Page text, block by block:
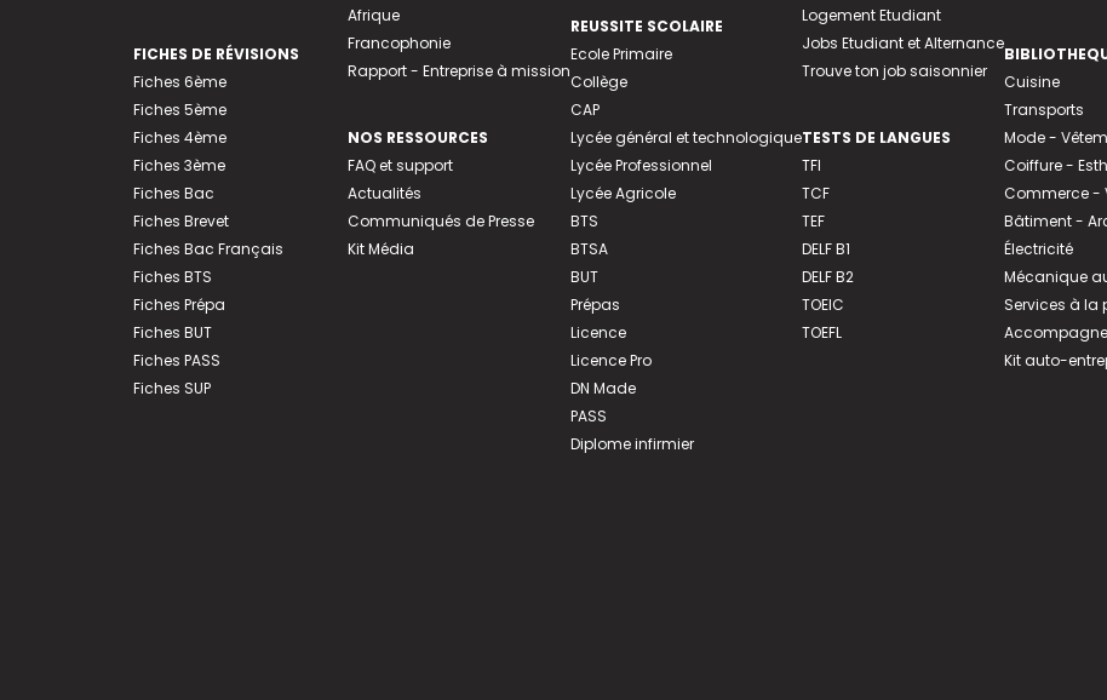
FICHES DE RÉVISIONS
Fiches 6ème
Fiches 5ème
Fiches 4ème
Fiches 3ème
Fiches Bac
Fiches Brevet
Fiches Bac Français
Fiches BTS
Fiches Prépa
Fiches BUT
Fiches PASS
Fiches SUP
Afrique
Francophonie
Rapport - Entreprise à mission
NOS RESSOURCES
FAQ et support
Actualités
Communiqués de Presse
Kit Média
REUSSITE SCOLAIRE
Ecole Primaire
Collège
CAP
Lycée général et technologique
Lycée Professionnel
Lycée Agricole
BTS
BTSA
BUT
Prépas
Licence
Licence Pro
DN Made
PASS
Diplome infirmier
Logement Etudiant
Jobs Etudiant et Alternance
Trouve ton job saisonnier
TESTS DE LANGUES
TFI
TCF
TEF
DELF B1
DELF B2
TOEIC
TOEFL
Cuisine
Transports
Mode -
Coiffure -
Commerce -
Bâtiment -
Électricité
Mécanique
Services à la
Kit auto-